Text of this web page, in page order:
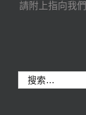
請附上指向我
索